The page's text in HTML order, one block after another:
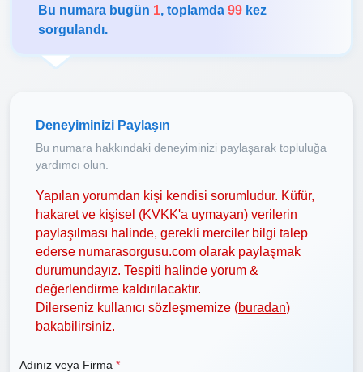
Bu numara bugün 1, toplamda 99 kez
sorgulandı.
Deneyiminizi Paylaşın
Bu numara hakkındaki deneyiminizi paylaşarak topluluğa
yardımcı olun.
Yapılan yorumdan kişi kendisi sorumludur. Küfür,
hakaret ve kişisel (KVKK'a uymayan) verilerin
paylaşılması halinde, gerekli merciler bilgi talep
ederse numarasorgusu.com olarak paylaşmak
durumundayız. Tespiti halinde yorum &
değerlendirme kaldırılacaktır.
Dilerseniz kullanıcı sözleşmemize (buradan)
bakabilirsiniz.
Adınız veya Firma *